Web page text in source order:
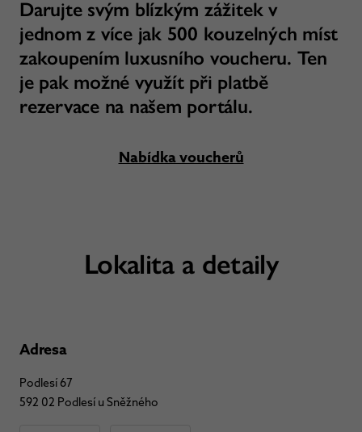
Darujte svým blízkým zážitek v
jednom z více jak 500 kouzelných míst
zakoupením luxusního voucheru. Ten
je pak možné využít při platbě
rezervace na našem portálu.
Nabídka voucherů
Lokalita a detaily
Adresa
Podlesí 67
592 02 Podlesí u Sněžného